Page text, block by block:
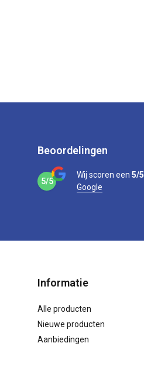
Beoordelingen
5/5
Wij scoren een 5/5
Google
Informatie
Alle producten
Nieuwe producten
Aanbiedingen